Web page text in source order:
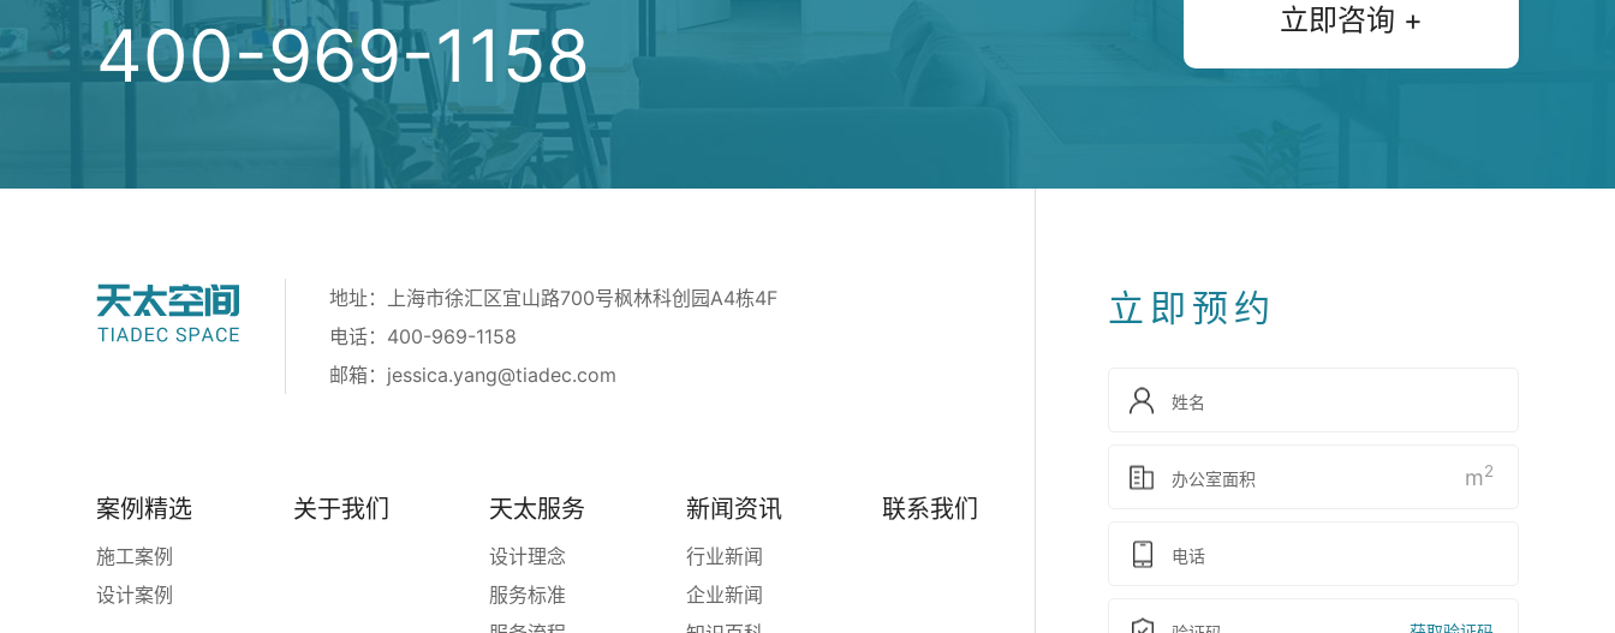
400-969-1158 立即咨询 +
地址：上海市徐汇区宜山路700号枫林科创园A4栋4F
电话：400-969-1158
邮箱： jessica.yang@tiadec.com
案例精选
施工案例
设计案例
关于我们 天太服务
设计理念
服务标准
新闻资讯
行业新闻
企业新闻
联系我们
立即预约
m2